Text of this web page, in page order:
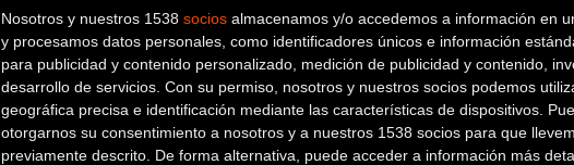
Nosotros y nuestros 1538 socios almacenamos y/o accedemos a información en
y procesamos datos personales, como identificadores únicos e información
para publicidad y contenido personalizado, medición de publicidad y contenido,
desarrollo de servicios. Con su permiso, nosotros y nuestros socios podemos
geográfica precisa e identificación mediante las características de dispositivos.
otorgarnos su consentimiento a nosotros y a nuestros 1538 socios para que
previamente descrito. De forma alternativa, puede acceder a información más